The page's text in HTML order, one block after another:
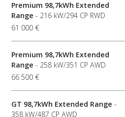
Premium 98,7kWh Extended
Range - 216 kW/294 CP RWD
61 000 €
Premium 98,7kWh Extended
Range - 258 kW/351 CP AWD
66 500 €
GT 98,7kWh Extended Range -
358 kW/487 CP AWD